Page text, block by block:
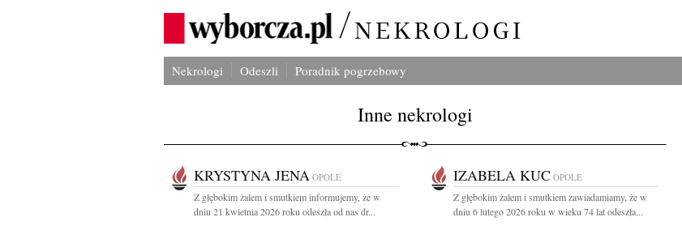
Nekrologi Odeszli Poradnik pogrzebowy
Inne nekrologi
KRYSTYNA JENA OPOLE
Z głębokim żalem i smutkiem informujemy, że w
dniu 21 kwietnia 2026 roku odeszła od nas dr...
IZABELA KUC OPOLE
Z głębokim żalem i smutkiem zawiadamiamy, że w
dniu 6 lutego 2026 roku w wieku 74 lat odeszła...